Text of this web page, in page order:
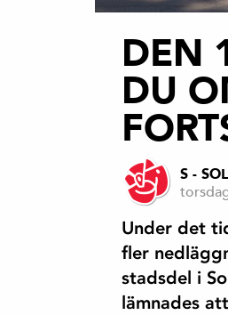
DEN
DU
S -
Under det
fler
stadsdel i
lämnades